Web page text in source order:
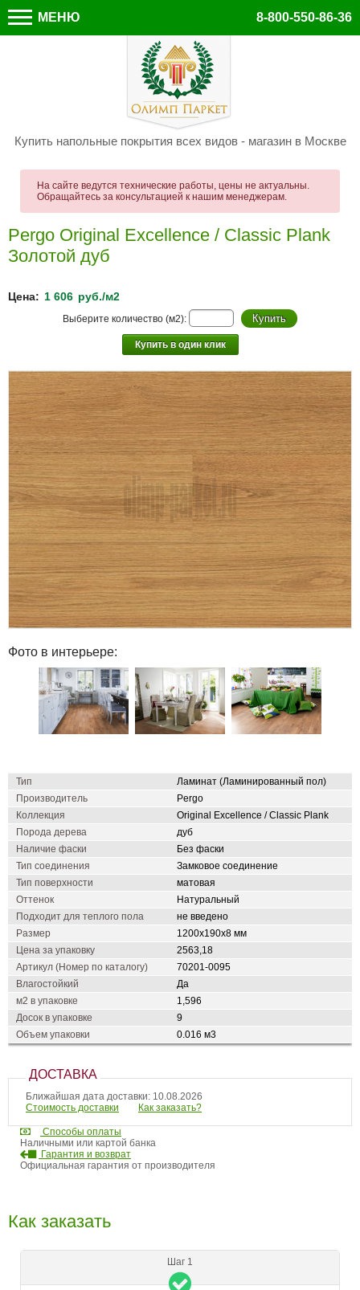
МЕНЮ 8-800-550-86-36
Купить напольные покрытия всех видов - магазин в Москве
На сайте ведутся технические работы, цены не актуальны.
Обращайтесь за консультацией к нашим менеджерам.
Pergo Original Excellence / Classic Plank
Золотой дуб
Цена: 1 606 руб./м2
Выберите количество (м2):
Купить в один клик
Фото в интерьере:
Тип
Ламинат (Ламинированный пол)
Производитель
Pergo
Коллекция
Original Excellence / Classic Plank
Порода дерева
дуб
Наличие фаски
Без фаски
Тип соединения
Замковое соединение
Тип поверхности
матовая
Оттенок
Натуральный
Подходит для теплого пола
не введено
Размер
1200х190х8 мм
Цена за упаковку
2563,18
Артикул (Номер по каталогу)
70201-0095
Влагостойкий
Да
м2 в упаковке
1,596
Досок в упаковке
9
Объем упаковки
0.016 м3
ДОСТАВКА
Ближайшая дата доставки: 10.08.2026
Стоимость доставки
Как заказать?
Способы оплаты
Наличными или картой банка
Гарантия и возврат
Официальная гарантия от производителя
Как заказать
Шаг 1